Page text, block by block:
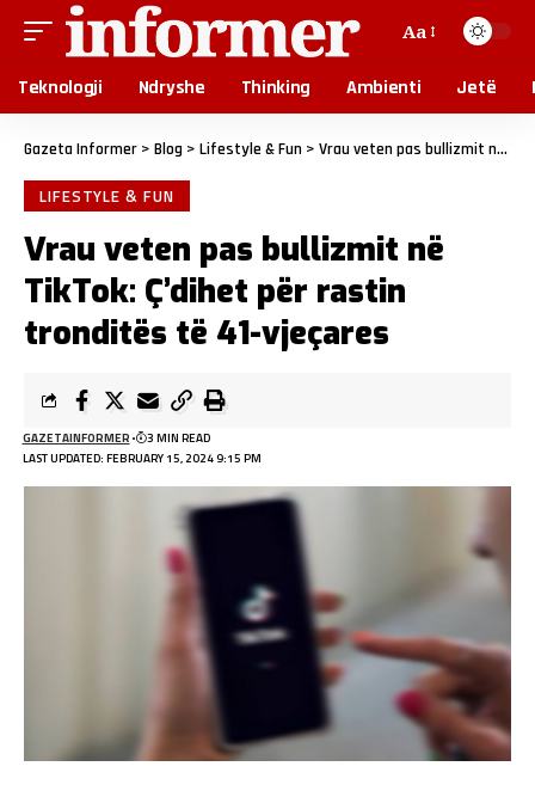
Aa
Teknologji Ndryshe Thinking Ambienti Jetë
Gazeta Informer > Blog > Lifestyle & Fun > Vrau veten pas bullizmit në TikTok: Ç’dihet për rastin tronditës të 41-vjeçares
LIFESTYLE & FUN
Vrau veten pas bullizmit në
TikTok: Ç’dihet për rastin
tronditës të 41-vjeçares
LAST UPDATED: FEBRUARY 15, 2024 9:15 PM
GAZETAINFORMER 3 MIN READ